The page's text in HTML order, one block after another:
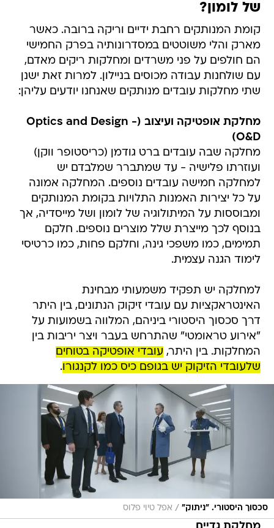
של לומון?
קומת המנותקים רחבת ידיים וריקה ברובה. כאשר
מארק והלי משוטטים במסדרונותיה בפרק החמישי
הם חולפים על פני משרדים ומחלקות ריקים מאדם,
עם שולחנות עבודה מכוסים בניילון. למרות זאת ישנן
שתי מחלקות עובדים מנותקים שאנחנו יודעים עליהן:
מחלקת אופטיקה ועיצוב (Optics and Design -
O&D)
מחלקה שבה עובדים ברט גודמן (כריסטופר ווקן)
ועוזרתו פלישיה - עד שמתברר שמלבדם יש
למחלקה חמישה עובדים נוספים. המחלקה אמונה
על כל יצירות האמנות התלויות בקומת המנותקים
ומבוססות על המיתולוגיה של לומון ושל מייסדיה, אך
בנוסף לכך מייצרת שלל מוצרים נוספים. חלקם
תמימים, כמו משפכי גינה, וחלקם פחות, כמו כרטיסי
לימוד הגנה עצמית.
למחלקה יש תפקיד משמעותי מבחינת
האינטראקציות עם עובדי זיקוק הנתונים, בין היתר
דרך סכסוך היסטורי ביניהם, המלווה בשמועות על
"אירוע טראומטי" שהתרחש בעבר ויצר יריבות בין
המחלקות. בין היתר, עובדי אופטיקה בטוחים
שלעובדי הזיקוק יש בגופם כיס כמו לקנגורו.
סכסוך היסטורי. "ניתוק" / אפל טיוי פלוס